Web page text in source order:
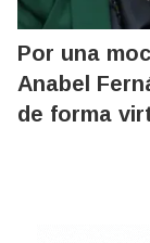
Por una
Anabel
de forma